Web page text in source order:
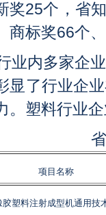
奖25个，省
商标奖66个
业内多家企
显了行业企
。塑料行业
项目名称
胶塑料注射成型机通用技